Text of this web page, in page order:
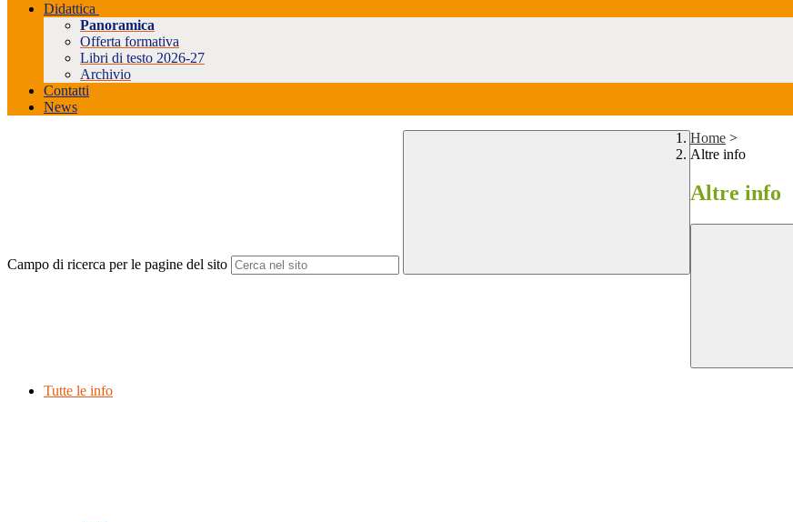
Didattica
Panoramica
Offerta formativa
Libri di testo 2026-27
Archivio
Contatti
News
Campo di ricerca per le pagine del sito
Home >
Altre info
Altre info
Tutte le info